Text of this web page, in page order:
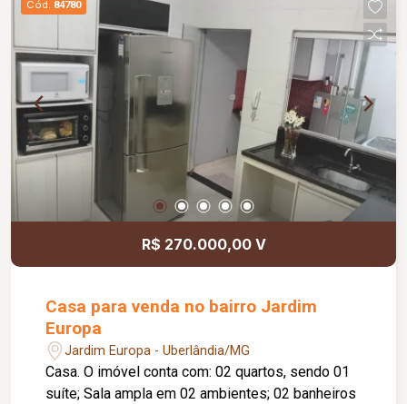
Cód. 84780
R$ 270.000,00 V
Casa para venda no bairro Jardim
Europa
Jardim Europa - Uberlândia/MG
Casa. O imóvel conta com: 02 quartos, sendo 01
suíte; Sala ampla em 02 ambientes; 02 banheiros